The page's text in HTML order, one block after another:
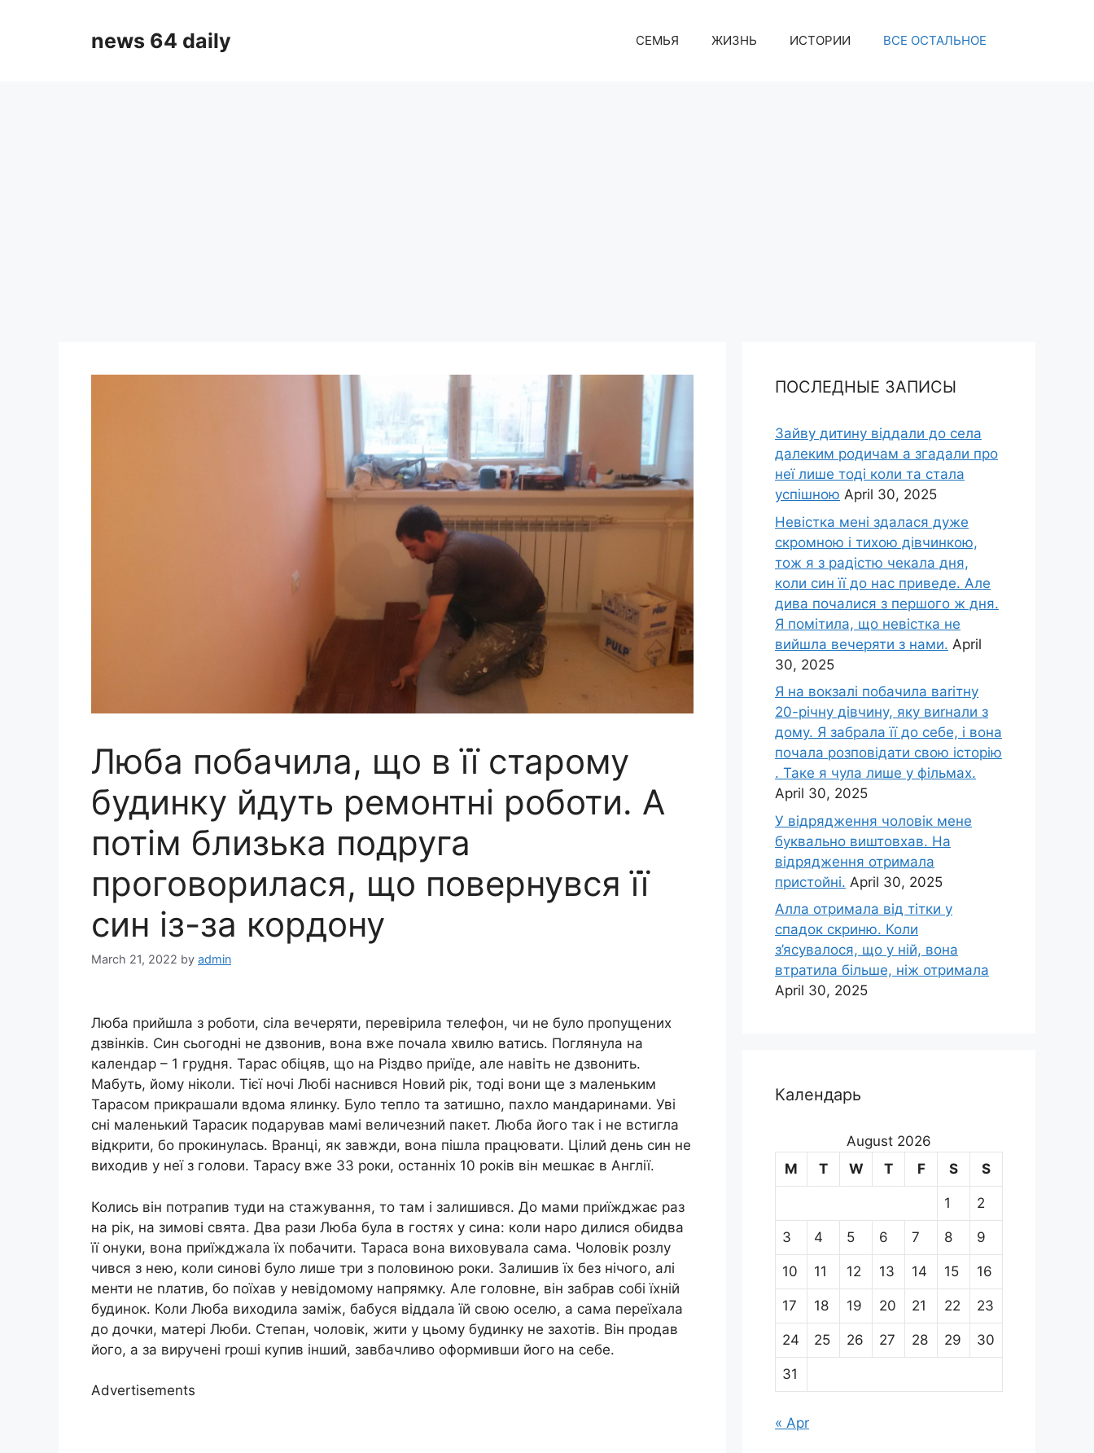
news 64 daily СЕМЬЯ ЖИЗНЬ ИСТОРИИ ВСЕ ОСТАЛЬНОЕ
Люба побачила, що в її старому
будинку йдуть ремонтні роботи. А
потім близька подруга
проговорилася, що повернувся її
син із-за кордону
March 21, 2022 by admin
Люба прийшла з роботи, сіла вечеряти, перевірила телефон, чи не було пропущених
дзвінків. Син сьогодні не дзвонив, вона вже почала хвилю ватись. Поглянула на
календар – 1 грудня. Тарас обіцяв, що на Різдво приїде, але навіть не дзвонить.
Мабуть, йому ніколи. Тієї ночі Любі наснився Новий рік, тоді вони ще з маленьким
Тарасом прикрашали вдома ялинку. Було тепло та затишно, пахло мандаринами. Уві
сні маленький Тарасик подарував мамі величезний пакет. Люба його так і не встигла
відкрити, бо прокинулась. Вранці, як завжди, вона пішла працювати. Цілий день син не
виходив у неї з голови. Тарасу вже 33 роки, останніх 10 років він мешкає в Англії.
Колись він потрапив туди на стажування, то там і залишився. До мами приїжджає раз
на рік, на зимові свята. Два рази Люба була в гостях у сина: коли наро дилися обидва
її онуки, вона приїжджала їх побачити. Тараса вона виховувала сама. Чоловік розлу
чився з нею, коли синові було лише три з половиною роки. Залишив їх без нічого, алі
менти не nлатив, бо поїхав у невідомому напрямку. Але головне, він забрав собі їхній
будинок. Коли Люба виходила заміж, бабуся віддала їй свою оселю, а сама переїхала
до дочки, матері Люби. Степан, чоловік, жити у цьому будинку не захотів. Він продав
його, а за виручені rроші купив інший, завбачливо оформивши його на себе.
Advertisements
ПОСЛЕДНЫЕ ЗАПИСЫ
Зайву дитину віддали до села
далеким родичам а згадали про
неї лише тоді коли та стала
успішною April 30, 2025
Невістка мені здалася дуже
скромною і тихою дівчинкою,
тож я з радістю чекала дня,
коли син її до нас приведе. Але
дива почалися з першого ж дня.
Я помітила, що невістка не
вийшла вечеряти з нами. April
30, 2025
Я на вокзалі побачила ваrітну
20-річну дівчину, яку виrнали з
дому. Я забрала її до себе, і вона
почала розповідати свою історію
. Таке я чула лише у фільмах.
April 30, 2025
У відрядження чоловік мене
буквально виштовхав. На
відрядження отримала
пристойні. April 30, 2025
Алла отримала від тітки у
спадок скриню. Коли
з’ясувалося, що у ній, вона
втратила більше, ніж отримала
April 30, 2025
Календарь
August 2026
M
T W T F S S
1 2
3 4 5 6 7 8 9
10 11 12 13 14 15 16
17 18 19 20 21 22 23
24 25 26 27 28 29 30
31
« Apr